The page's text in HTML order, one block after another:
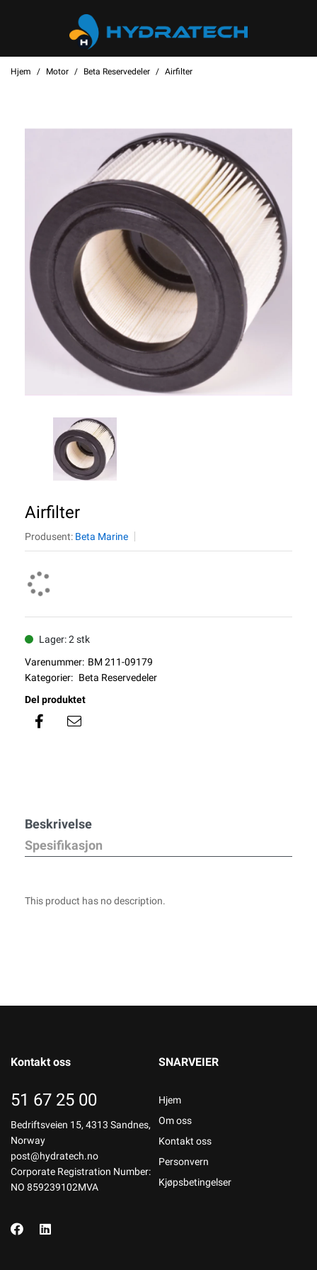
Hjem Motor Beta Reservedeler Airfilter
Airfilter
Produsent: Beta Marine
Lager: 2 stk
Varenummer: BM 211-09179
Kategorier: Beta Reservedeler
Del produktet
Beskrivelse
Spesifikasjon
This product has no description.
Kontakt oss
51 67 25 00
Bedriftsveien 15, 4313 Sandnes,
Norway
post@hydratech.no
Corporate Registration Number:
NO 859239102MVA
SNARVEIER
Hjem
Om oss
Kontakt oss
Personvern
Kjøpsbetingelser